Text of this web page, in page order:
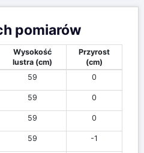
pomiarów
Wysokość
lustra (cm)
Przyrost
(cm)
59 0
59 0
59 0
59 -1